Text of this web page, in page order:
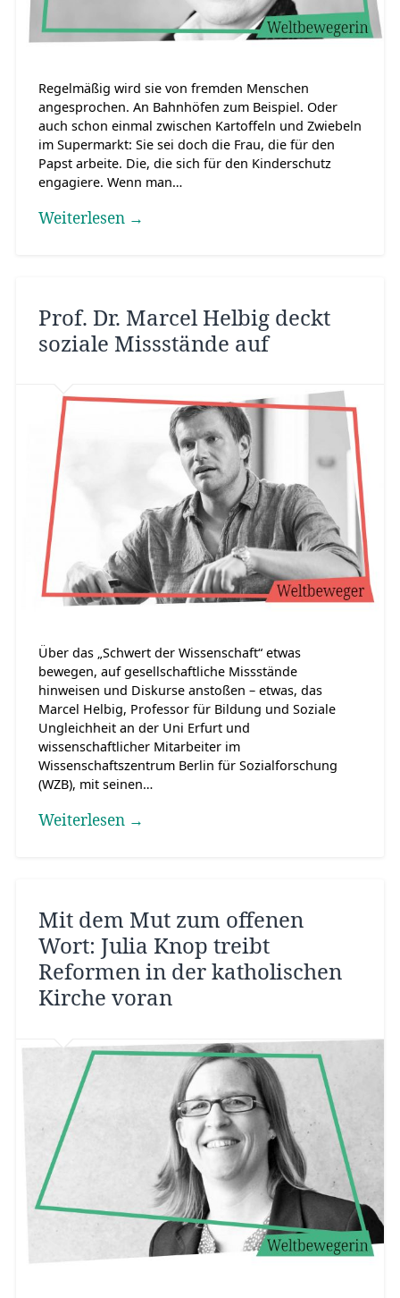
Regelmäßig wird sie von fremden Menschen
angesprochen. An Bahnhöfen zum Beispiel. Oder
auch schon einmal zwischen Kartoffeln und Zwiebeln
im Supermarkt: Sie sei doch die Frau, die für den
Papst arbeite. Die, die sich für den Kinderschutz
engagiere. Wenn man…
Weiterlesen →
Prof. Dr. Marcel Helbig deckt
soziale Missstände auf
Über das „Schwert der Wissenschaft“ etwas
bewegen, auf gesellschaftliche Missstände
hinweisen und Diskurse anstoßen – etwas, das
Marcel Helbig, Professor für Bildung und Soziale
Ungleichheit an der Uni Erfurt und
wissenschaftlicher Mitarbeiter im
Wissenschaftszentrum Berlin für Sozialforschung
(WZB), mit seinen…
Weiterlesen →
Mit dem Mut zum offenen
Wort: Julia Knop treibt
Reformen in der katholischen
Kirche voran